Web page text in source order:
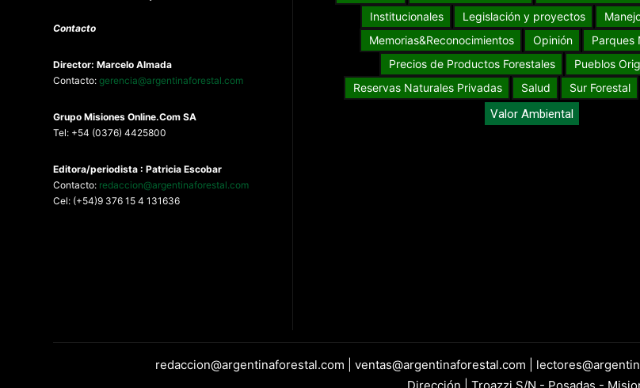
Contacto
Director: Marcelo Almada
Contacto: gerencia@argentinaforestal.com
Grupo MisionesOnline.Com SA
Tel: +54 (0376) 4425800
Editora/periodista : Patricia Escobar
Contacto: redaccion@argentinaforestal.com
Cel: (+54)9 376 15 4 131636
Institucionales
Legislación y proyectos
Memorias&Reconocimientos
Opinión
Parques
Precios de Productos Forestales
Pueblos
Reservas Naturales Privadas
Salud Sur Forestal
Valor Ambiental
redaccion@argentinaforestal.com | ventas@argentinaforestal.com |
Dirección | Troazzi S/N - Posadas -